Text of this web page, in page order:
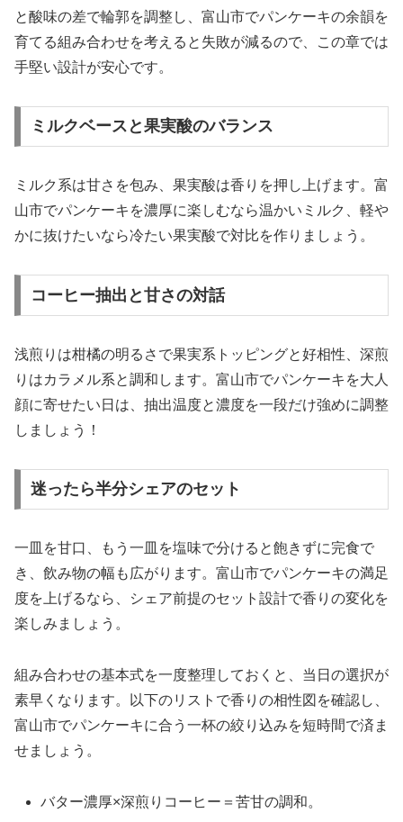
と酸味の差で輪郭を調整し、富山市でパンケーキの余韻を
育てる組み合わせを考えると失敗が減るので、この章では
手堅い設計が安心です。
ミルクベースと果実酸のバランス
ミルク系は甘さを包み、果実酸は香りを押し上げます。富
山市でパンケーキを濃厚に楽しむなら温かいミルク、軽や
かに抜けたいなら冷たい果実酸で対比を作りましょう。
コーヒー抽出と甘さの対話
浅煎りは柑橘の明るさで果実系トッピングと好相性、深煎
りはカラメル系と調和します。富山市でパンケーキを大人
顔に寄せたい日は、抽出温度と濃度を一段だけ強めに調整
しましょう！
迷ったら半分シェアのセット
一皿を甘口、もう一皿を塩味で分けると飽きずに完食で
き、飲み物の幅も広がります。富山市でパンケーキの満足
度を上げるなら、シェア前提のセット設計で香りの変化を
楽しみましょう。
組み合わせの基本式を一度整理しておくと、当日の選択が
素早くなります。以下のリストで香りの相性図を確認し、
富山市でパンケーキに合う一杯の絞り込みを短時間で済ま
せましょう。
バター濃厚×深煎りコーヒー＝苦甘の調和。